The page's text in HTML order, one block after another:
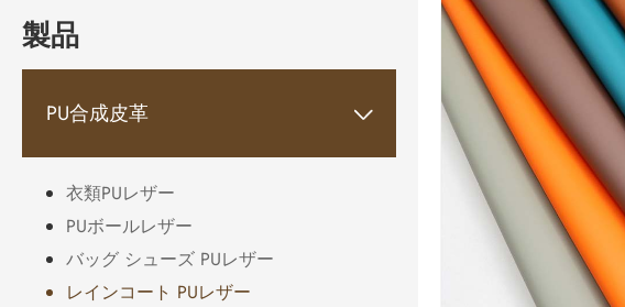
製品
PU合成皮革 
衣類PUレザー
PUボールレザー
バッグ シューズ PUレザー
レインコート PUレザー